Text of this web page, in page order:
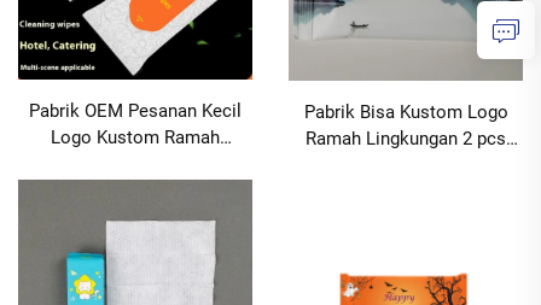
Pabrik OEM Pesanan Kecil
Logo Kustom Ramah
Iklan, Perjalanan, Pesta MOQ
1000 paket
Pabrik Bisa Kustom Logo
Ramah Lingkungan 2 pcs